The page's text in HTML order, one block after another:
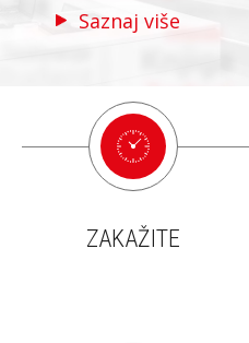
Saznaj više
ZAKAŽITE